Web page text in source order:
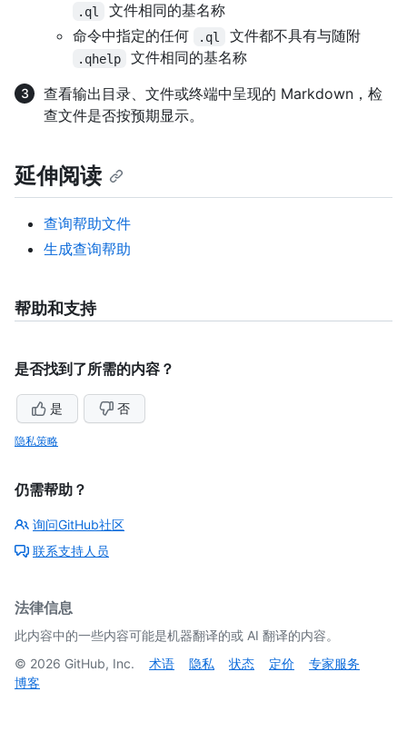
.ql
文件相同的基名称
命令中指定的任何
.ql 文件都不具有与随附
.qhelp
文件相同的基名称
查看输出目录、文件或终端中呈现的 Markdown，检
查文件是否按预期显示。
延伸阅读
查询帮助文件
生成查询帮助
帮助和支持
是否找到了所需的内容？
是 否
隐私策略
仍需帮助？
询问GitHub社区
联系支持人员
法律信息
此内容中的一些内容可能是机器翻译的或 AI 翻译的内容。
© 2026 GitHub, Inc. 术语 隐私 状态 定价
专家服务
博客